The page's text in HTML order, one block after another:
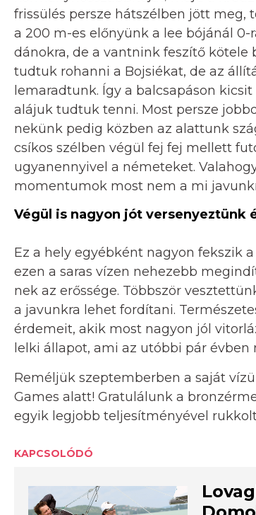
frissülés persze hátszélben jött meg,
a 200 m-es előnyünk a lee bójánál
dánokra, de a vantnink feszítő kötele
tudtuk rohanni a Bojsiékat, de az
lemaradtunk. Így a balcsapáson
alájuk tudtuk tenni. Most persze
nekünk pedig közben az alattunk
csíkos szélben végül fej fej mellett
ugyanennyivel a németeket.
momentumok most nem a mi
Végül is nagyon jót
Ez a hely egyébként nagyon fekszik
ezen a saras vízen nehezebb
nek az erőssége. Többször
a javunkra lehet fordítani.
érdemeit, akik most nagyon jól
lelki állapot, ami az utóbbi pár
Reméljük szeptemberben a saját
Games alatt! Gratulálunk a
egyik legjobb teljesítményével
KAPCSOLÓDÓ